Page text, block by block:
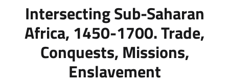
Intersecting Sub-Saharan
Africa, 1450-1700. Trade,
Conquests, Missions,
Enslavement